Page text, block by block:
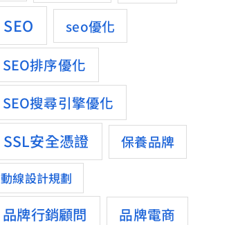
SEO seo優化
SEO排序優化
SEO搜尋引擎優化
SSL安全憑證 保養品牌
動線設計規劃
品牌行銷顧問 品牌電商